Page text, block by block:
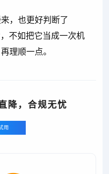
，也更好判断了
不如把它当成一次机
理顺一点。
降，合规无忧
用